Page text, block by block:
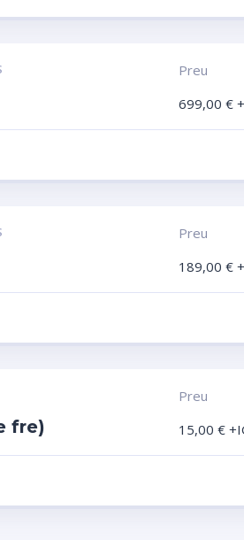
Preu
699,00 €
Preu
189,00 €
fre)
Preu
15,00 €